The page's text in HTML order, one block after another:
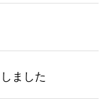
ました